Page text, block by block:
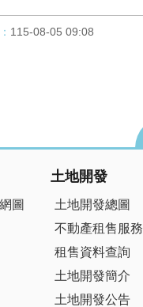
115-08-05 09:08
圖
土地開發
土地開發總圖
不動產租售服務
租售資料查詢
土地開發簡介
土地開發公告